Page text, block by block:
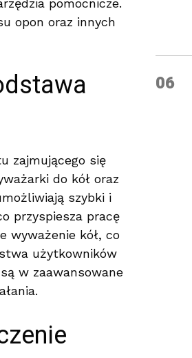
pomocnicze.
opon oraz innych
zajmującego się
do kół oraz
szybki i
przyspiesza pracę
wyważenie kół, co
użytkowników
w zaawansowane
06